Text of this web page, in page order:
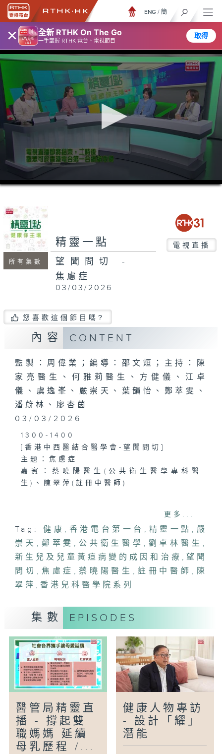
× 全新 RTHK On The Go
一手掌握 RTHK 電台、電視節目
取得
ENG / 簡
0
seconds
minutes,
26
seconds
所有集數
精靈一點 電視直播
望聞問切 -
焦慮症
03/03/2026
您喜歡這個節目嗎?
內容 CONTENT
監製：周偉業；編導：邵文烜；主持：陳
家亮醫生、何雅莉醫生、方健儀、江卓
儀、虞逸峯、嚴崇天、葉韻怡、鄭萃雯、
潘蔚林、廖杏茵
03/03/2026
1300-1400
[香港中西醫結合醫學會-望聞問切]
主題：焦慮症
嘉賓：蔡曉陽醫生(公共衛生醫學專科醫
生)、陳翠萍(註冊中醫師)
主題：新生兒及兒童黃疸病變的成因和治療
嘉賓：劉卓林醫生(香港兒童腸胃肝臟及營
養學會榮譽秘書)
更多...
Tag: 健康 , 香港電台第一台 , 精靈一點 , 嚴
崇天 , 鄭萃雯 , 公共衛生醫學 , 劉卓林醫生 ,
新生兒及兒童黃疸病變的成因和治療 , 望聞
問切 , 焦慮症 , 蔡曉陽醫生 , 註冊中醫師 , 陳
翠萍 , 香港兒科醫學院系列
集數 EPISODES
醫管局精靈直
播 - 撐起雙
職媽媽 延續
母乳歷程 /...
健康人物專訪
- 設計「耀」
潛能